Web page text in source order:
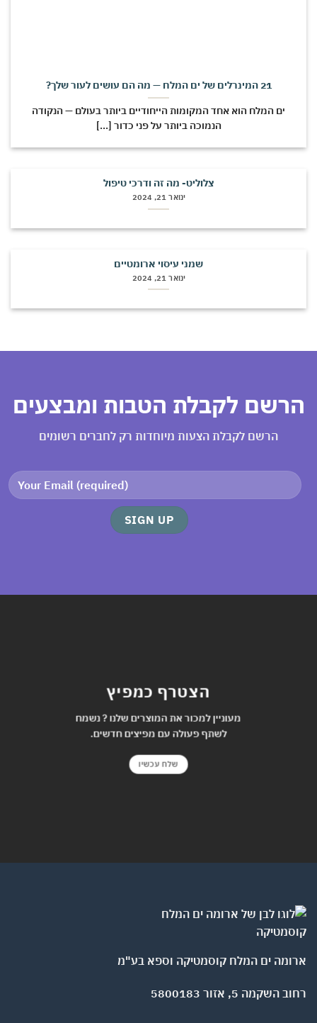
ים המלח הוא אחד המקומות הייחודיים ביותר בעולם — הנקודה
הנמוכה ביותר על פני כדור [...]
צלוליט- מה זה ודרכי טיפול
שמני עיסוי ארומטיים
לקבלת הטבות ומבצעים
הרשם לקבלת הצעות מיוחדות רק לחברים רשומים
הצטרף כמפיץ
מעוניין למכור את המוצרים שלנו ? נשמח
לשתף פעולה עם מפיצים חדשים.
שלח עכשיו
ים המלח קוסמטיקה וספא בע"מ
5, אזור 5800183